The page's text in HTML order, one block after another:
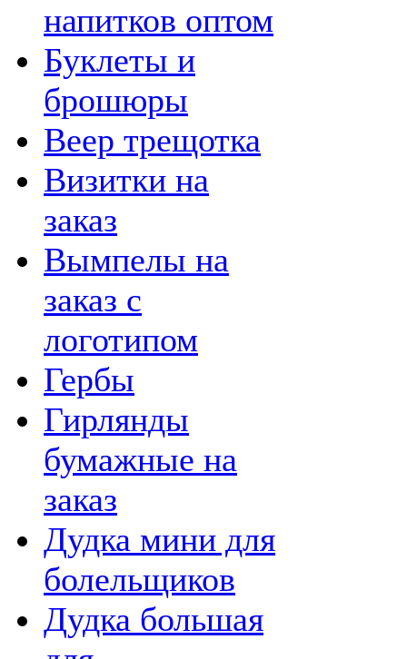
напитков оптом
Буклеты и
брошюры
Веер трещотка
Визитки на
заказ
Вымпелы на
заказ с
логотипом
Гербы
Гирлянды
бумажные на
заказ
Дудка мини для
болельщиков
Дудка большая